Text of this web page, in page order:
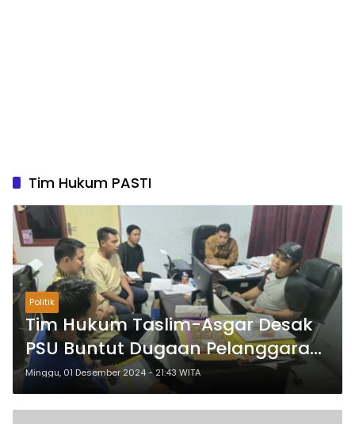
Tim Hukum PASTI
Politik
Tim Hukum Taslim-Asgar Desak
PSU Buntut Dugaan Pelanggaran
di Pilkada Morowali 2024
Minggu, 01 Desember 2024 - 21:43 WITA